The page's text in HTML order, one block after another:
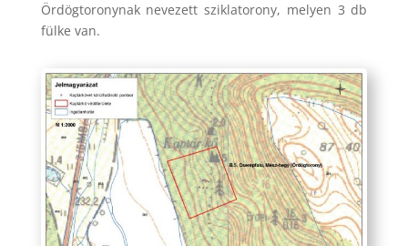
Ördögtoronynak nevezett sziklatorony, melyen 3 db
fülke van.